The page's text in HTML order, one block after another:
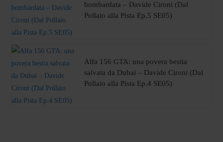
bombardata – Davide Cironi (Dal
Pollaio alla Pista Ep.5 SE05)
Alfa 156 GTA: una povera bestia
salvata da Dubai – Davide Cironi (Dal
Pollaio alla Pista Ep.4 SE05)